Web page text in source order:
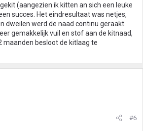
(aangezien ik kitten an sich een leuke
succes. Het eindresultaat was netjes,
dweilen werd de naad continu geraakt.
gemakkelijk vuil en stof aan de kitnaad,
maanden besloot de kitlaag te
#6